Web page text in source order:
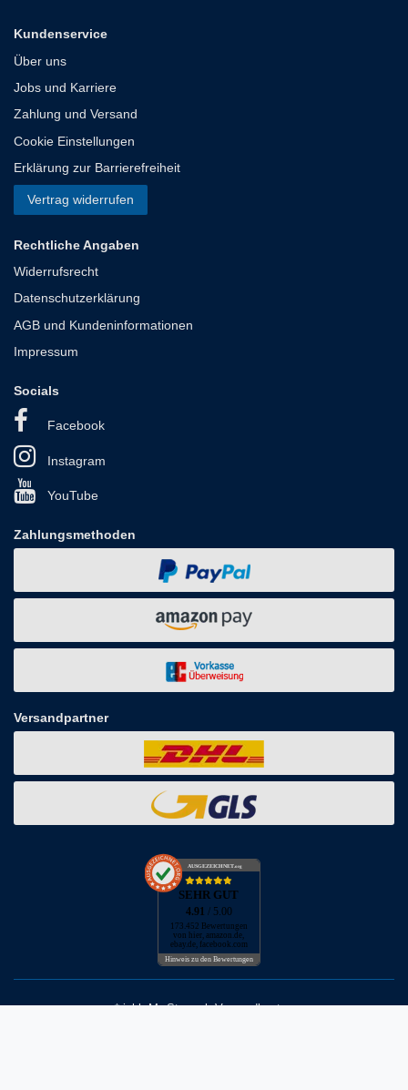
Kundenservice
Über uns
Jobs und Karriere
Zahlung und Versand
Cookie Einstellungen
Erklärung zur Barrierefreiheit
Vertrag widerrufen
Rechtliche Angaben
Widerrufsrecht
Datenschutzerklärung
AGB und Kundeninformationen
Impressum
Socials
Facebook
Instagram
YouTube
Zahlungsmethoden
Versandpartner
AUSGEZEICHNET.org
SEHR GUT
4.91 / 5.00
173.452 Bewertungen
von hier, amazon.de,
ebay.de, facebook.com
Hinweis zu den Bewertungen
* inkl. MwSt. zzgl. Versandkosten